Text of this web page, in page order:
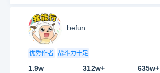
befun
优秀作者 战斗力十足
1.9w 312w+ 635w+